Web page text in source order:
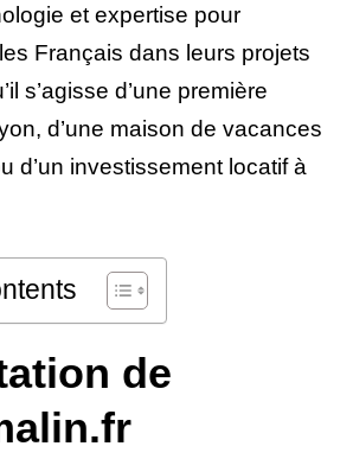
et expertise pour
Français dans leurs projets
s’agisse d’une première
d’une maison de vacances
d’un investissement locatif à
de